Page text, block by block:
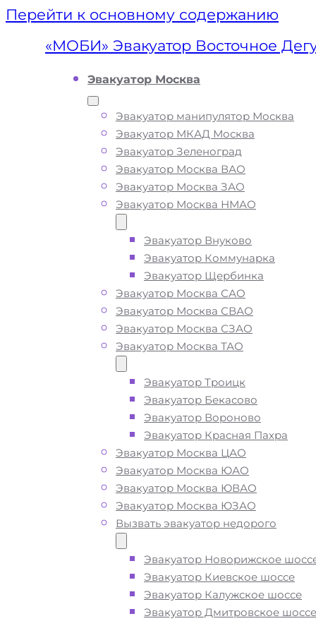
Перейти к основному содержанию
«МОБИ» Эвакуатор Восточное
Эвакуатор Москва
Эвакуатор манипулятор Москва
Эвакуатор МКАД Москва
Эвакуатор Зеленоград
Эвакуатор Москва ВАО
Эвакуатор Москва ЗАО
Эвакуатор Москва НМАО
Эвакуатор Внуково
Эвакуатор Коммунарка
Эвакуатор Щербинка
Эвакуатор Москва САО
Эвакуатор Москва СВАО
Эвакуатор Москва СЗАО
Эвакуатор Москва ТАО
Эвакуатор Троицк
Эвакуатор Бекасово
Эвакуатор Вороново
Эвакуатор Красная Пахра
Эвакуатор Москва ЦАО
Эвакуатор Москва ЮАО
Эвакуатор Москва ЮВАО
Эвакуатор Москва ЮЗАО
Вызвать эвакуатор недорого
Эвакуатор Новорижское
Эвакуатор Киевское шоссе
Эвакуатор Калужское шоссе
Эвакуатор Дмитровское шоссе
Эвакуатор
Восточное
Дегунино
Вызвать эвакуатор в
районе Восточное
Дегунино Москва
недорого
Эвакуатор Восточное Дегунино
приедем быстро, при срочном
подача ближайшего эвакуатора в
Восточное Дегунино Москва
производитсяза 15 минут